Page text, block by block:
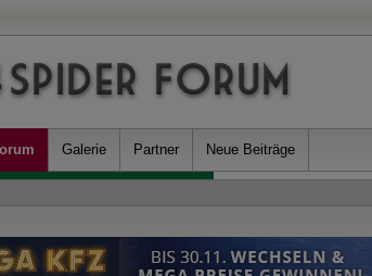
Galerie Partner Neue Beiträge